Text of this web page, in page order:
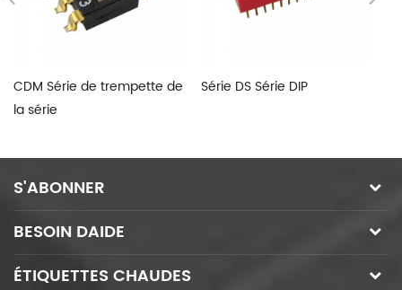
CDM Série de trempette de
la série
Série DS Série DIP
S'ABONNER
BESOIN DAIDE
ÉTIQUETTES CHAUDES